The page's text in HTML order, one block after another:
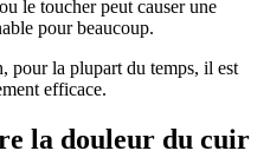
le toucher peut causer une
pour beaucoup.
pour la plupart du temps, il est
efficace.
la douleur du cuir